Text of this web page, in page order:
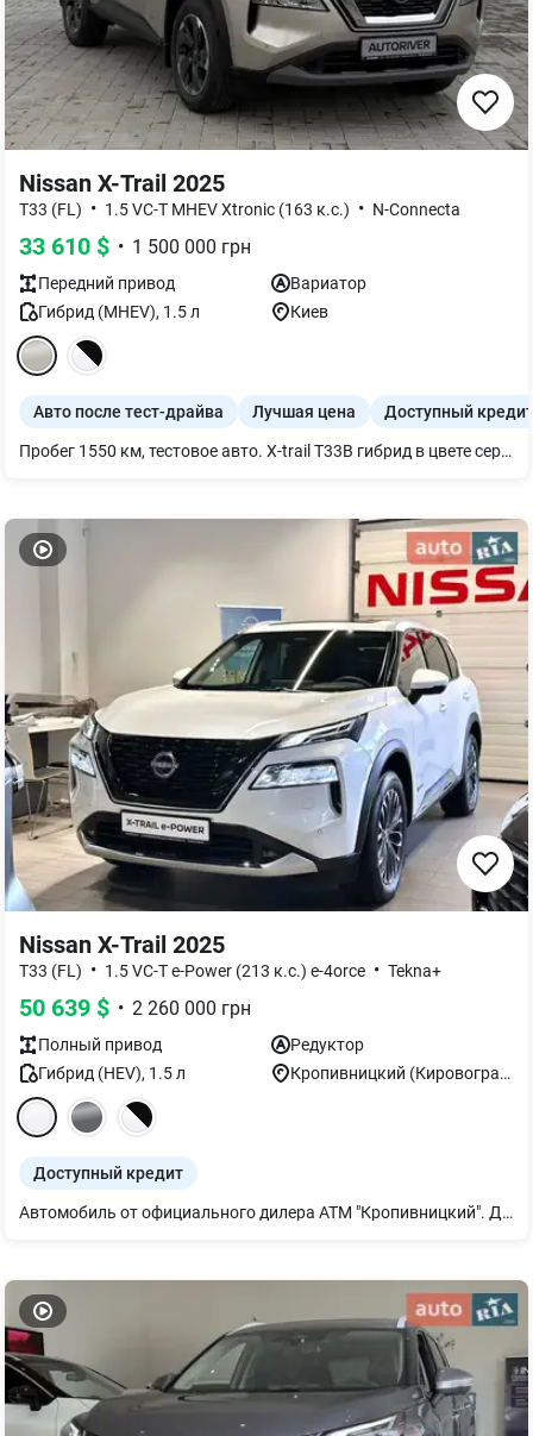
Nissan X-Trail 2025
T33 (FL) • 1.5 VC-T MHEV Xtronic (163 к.с.) • N-Connecta
33 610 $ • 1 500 000 грн
Передний привод
Вариатор
Гибрид (MHEV), 1.5л Киев
Авто после тест-драйва Лучшая цена Доступный кредит
Пробег 1550 км, тестовое авто. X-trail T33B гибрид в цвете серебро-шампань (KAY). С официальной гарантией и обслуживанием от официального дилера Левого берега Киева Nissan Авторвер. По вашему желанию, помимо стандартного оборудования согласно комплектации, авто может быть дооборудовано: -Ковриками резиновыми в салон -Защитными накладками на пороги с подсветкой - Комплектом брызговиков (передние и задние) - Сеткой в бампер для защиты радиатору - Металлическим защитом двигателя - Фаркопом и другими оригинальными аксессуарами. Учтем все ваши пожелания! Доступно предварительный заказ на другие версии X-trail. Возможен обмен на Ваше авто: Trade-in, а также кредит, рассрочка и лизинг! Полная консультация по телефону или лично при встрече. Всегда рады видеть Вас в стенах автосалона Nissan 'АВТОРІВЕР'
Nissan X-Trail 2025
T33 (FL) • 1.5 VC-T e-Power (213 к.с.) e-4orce • Tekna+
50 639 $ • 2 260 000 грн
Полный привод
Редуктор
Гибрид (HEV), 1.5л Кропивницкий (Кировоград)
Доступный кредит
Автомобиль от официального дилера АТМ "Кропивницкий". Доступно: Трейд – ин, Кредит; Лизинг; Тест-драйв. Авто доступно для заказа в нашем центре